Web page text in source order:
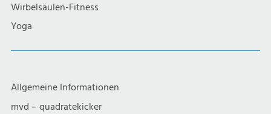
Wirbelsäulen-Fitness
Yoga
Allgemeine Informationen
mvd – quadratekicker